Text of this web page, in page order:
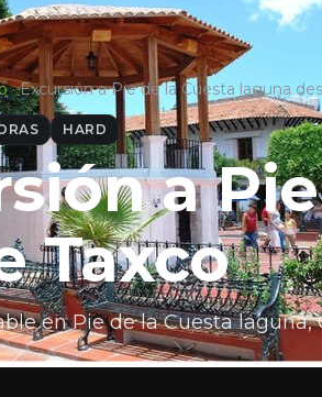
· Excursión a Pie de la Cuesta laguna
HARD
a
Taxco
en Pie de la Cuesta